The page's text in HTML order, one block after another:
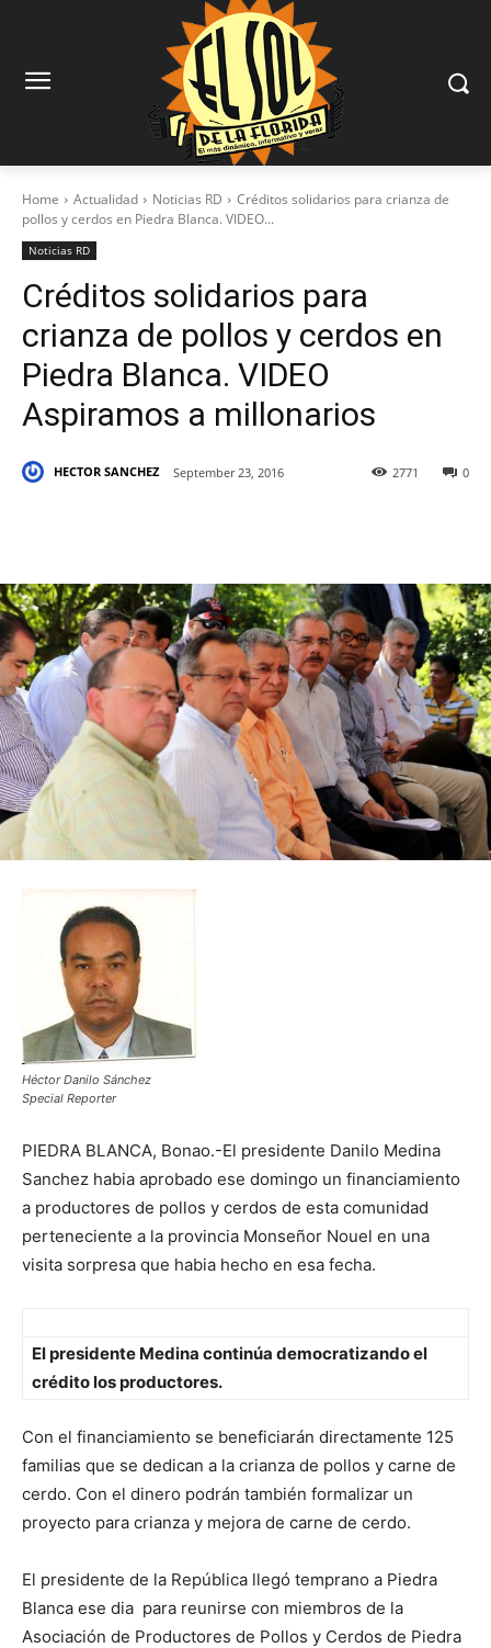
Home Actualidad Noticias RD
Créditos solidarios para crianza de
pollos y cerdos en Piedra Blanca. VIDEO...
Noticias RD
Créditos solidarios para
crianza de pollos y cerdos en
Piedra Blanca. VIDEO
Aspiramos a millonarios
HECTOR SANCHEZ September 23, 2016 0
2771
Héctor Danilo Sánchez
Special Reporter
PIEDRA BLANCA, Bonao.-El presidente Danilo Medina
Sanchez habia aprobado ese domingo un financiamiento
a productores de pollos y cerdos de esta comunidad
perteneciente a la provincia Monseñor Nouel en una
visita sorpresa que habia hecho en esa fecha.
El presidente Medina continúa democratizando el
crédito los productores.
Con el financiamiento se beneficiarán directamente 125
familias que se dedican a la crianza de pollos y carne de
cerdo. Con el dinero podrán también formalizar un
proyecto para crianza y mejora de carne de cerdo.
El presidente de la República llegó temprano a Piedra
Blanca ese dia para reunirse con miembros de la
Asociación de Productores de Pollos y Cerdos de Piedra